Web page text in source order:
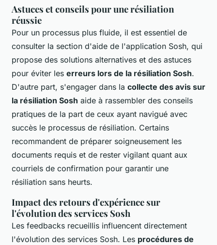
Astuces et conseils pour une résiliation
réussie
Pour un processus plus fluide, il est essentiel de
consulter la section d'aide de l'application Sosh, qui
propose des solutions alternatives et des astuces
pour éviter les erreurs lors de la résiliation Sosh.
D'autre part, s'engager dans la collecte des avis sur
la résiliation Sosh aide à rassembler des conseils
pratiques de la part de ceux ayant navigué avec
succès le processus de résiliation. Certains
recommandent de préparer soigneusement les
documents requis et de rester vigilant quant aux
courriels de confirmation pour garantir une
résiliation sans heurts.
Impact des retours d'expérience sur
l'évolution des services Sosh
Les feedbacks recueillis influencent directement
l'évolution des services Sosh. Les procédures de